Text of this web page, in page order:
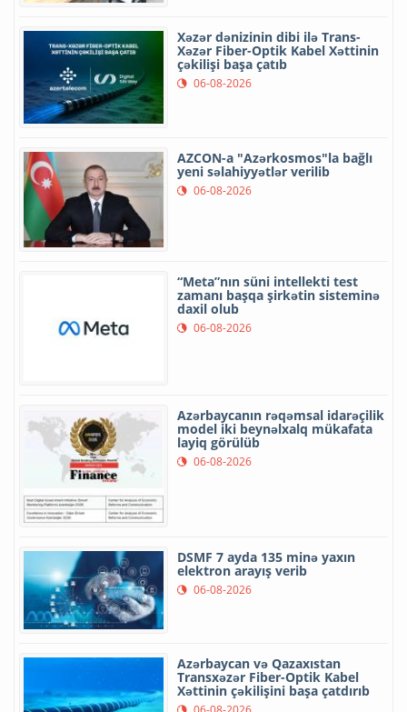
Xəzər dənizinin dibi ilə Trans-
Xəzər Fiber-Optik Kabel Xəttinin
çəkilişi başa çatıb
06-08-2026
AZCON-a "Azərkosmos"la bağlı
yeni səlahiyyətlər verilib
06-08-2026
“Meta”nın süni intellekti test
zamanı başqa şirkətin sisteminə
daxil olub
06-08-2026
Azərbaycanın rəqəmsal idarəçilik
model iki beynəlxalq mükafata
layiq görülüb
06-08-2026
DSMF 7 ayda 135 minə yaxın
elektron arayış verib
06-08-2026
Azərbaycan və Qazaxıstan
Transxəzər Fiber-Optik Kabel
Xəttinin çəkilişini başa çatdırıb